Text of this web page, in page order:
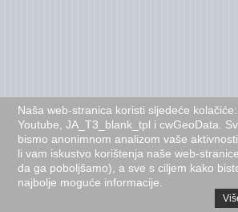
Izvještaj za 2008. godinu
Izvještaj za 2007. godinu
Financijski plan i Program rada
Naša web-stranica koristi sljedeće
Youtube, JA_T3_blank_tpl i cwGeoData.
bismo anonimnom analizom vaše
li vam iskustvo korištenja naše web-
da ga poboljšamo), a sve s ciljem kako
najbolje moguće informacije.